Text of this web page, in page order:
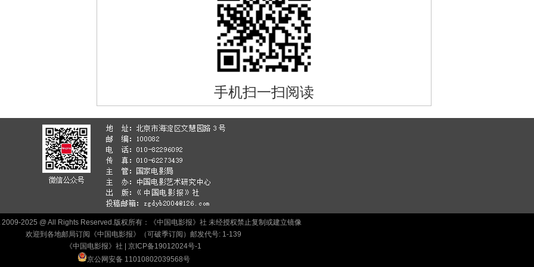
手机扫一扫阅读
2025 @ All Rights Reserved.版权所有：《中国电影报》社 未经授权禁止复制或建立镜像
欢迎到各地邮局订阅《中国电影报》（可破季订阅）邮发代号: 1-139
《中国电影报》社 | 京ICP备19012024号-1
京公网安备 11010802039568号